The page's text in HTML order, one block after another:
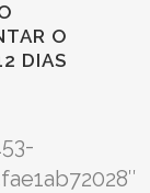
O
DIAS